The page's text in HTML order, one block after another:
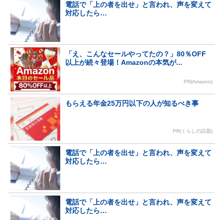
電話で「上の者を出せ」と言われ、声を変えて
対応したら…
「え、こんなセールやってたの？」80％OFF
以上が続々登場！Amazonの本気が...
PR(Amazon)
もらえる年金25万円以下の人が知るべき事
PR(くらしの話題)
電話で「上の者を出せ」と言われ、声を変えて
対応したら…
電話で「上の者を出せ」と言われ、声を変えて
対応したら…